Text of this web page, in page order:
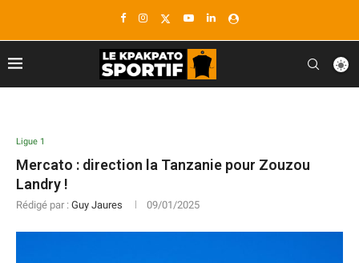
Ligue 1
Mercato : direction la Tanzanie pour Zouzou
Landry !
Rédigé par : Guy Jaures 09/01/2025